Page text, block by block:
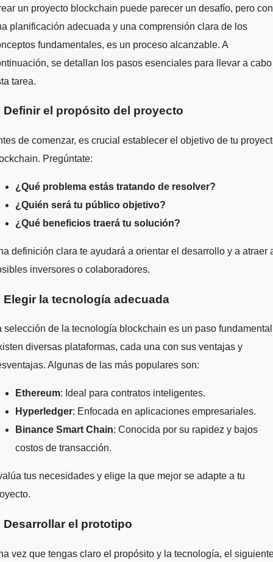
un proyecto blockchain puede parecer un desafío, pero con
planificación adecuada y una comprensión clara de los
fundamentales, es un proceso alcanzable. A
se detallan los pasos esenciales para llevar a cabo
tarea.
Definir el propósito del proyecto
de comenzar, es crucial establecer el objetivo de tu
Pregúntate:
¿Qué problema estás tratando de resolver?
¿Quién será tu público objetivo?
¿Qué beneficios traerá tu solución?
definición clara te ayudará a orientar el desarrollo y a atraer
inversores o colaboradores.
Elegir la tecnología adecuada
selección de la tecnología blockchain es un paso
diversas plataformas, cada una con sus ventajas y
Algunas de las más populares son:
Ethereum: Ideal para contratos inteligentes.
Hyperledger: Enfocada en aplicaciones empresariales.
Binance Smart Chain: Conocida por su rapidez y bajos
costos de transacción.
tus necesidades y elige la que mejor se adapte a tu
Desarrollar el prototipo
vez que tengas claro el propósito y la tecnología, el